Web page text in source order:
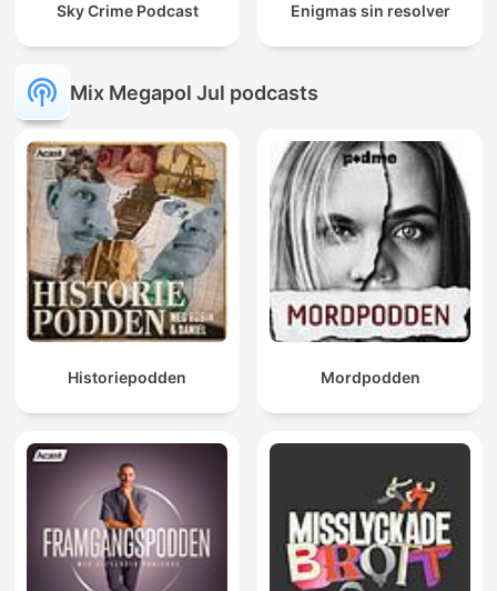
Sky Crime Podcast Enigmas sin resolver
Mix Megapol Jul podcasts
Historiepodden Mordpodden